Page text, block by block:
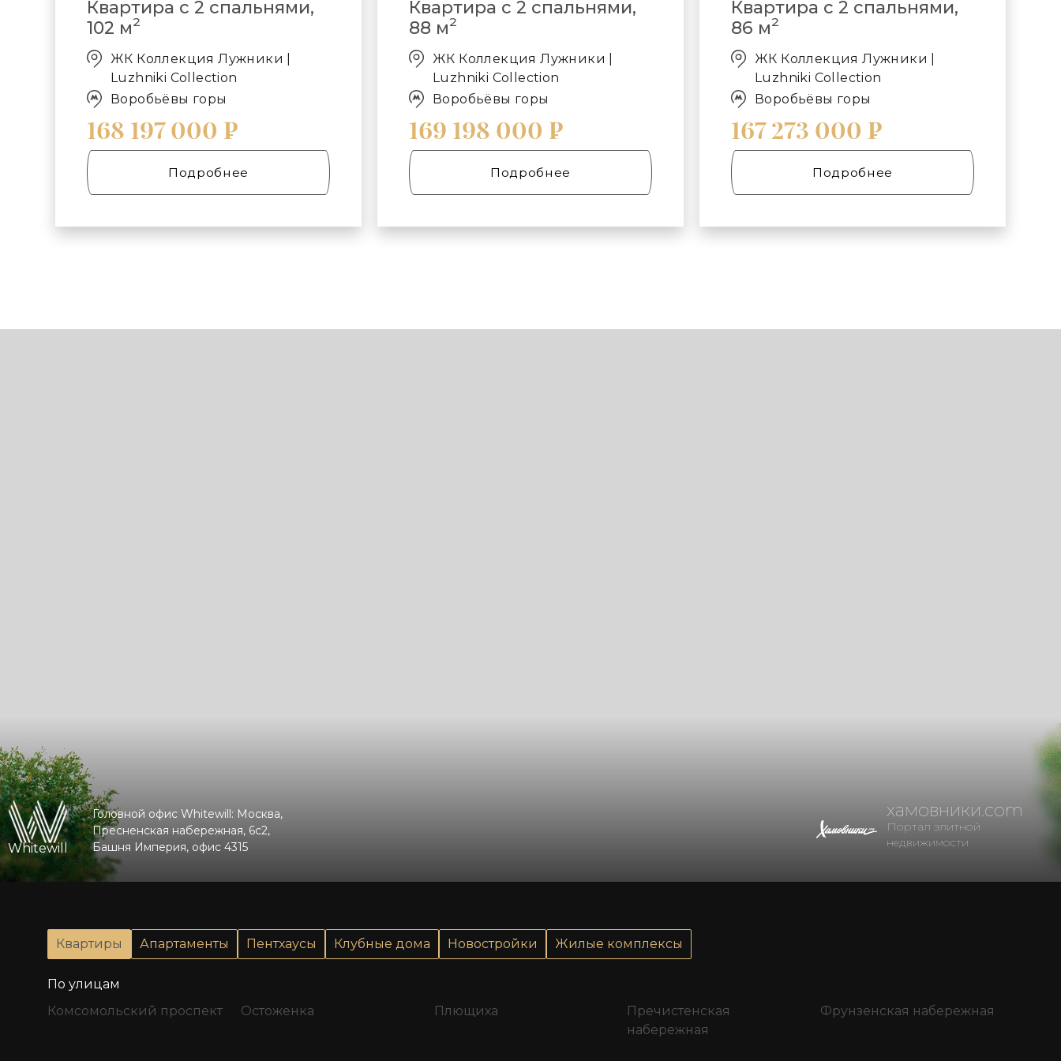
Квартира с 2 спальнями,
102 м2
ЖК Коллекция Лужники |
Luzhniki Collection
Воробьёвы горы
168 197 000 ₽
Подробнее
Квартира с 2 спальнями,
88 м2
ЖК Коллекция Лужники |
Luzhniki Collection
Воробьёвы горы
169 198 000 ₽
Подробнее
Квартира с 2 спальнями,
86 м2
ЖК Коллекция Лужники |
Luzhniki Collection
Воробьёвы горы
167 273 000 ₽
Подробнее
Whitewill
Головной офис Whitewill: Москва,
Пресненская набережная, 6с2,
Башня Империя, офис 4315
хамовники.com
Портал элитной
недвижимости
Квартиры Апартаменты Пентхаусы Клубные дома Новостройки Жилые комплексы
По улицам
Комсомольский проспект
Остоженка Плющиха
Пречистенская
набережная
Фрунзенская набережная